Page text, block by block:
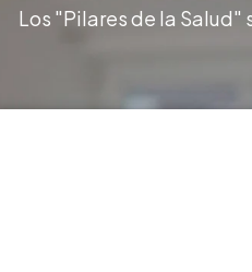
Los "Pilares de la